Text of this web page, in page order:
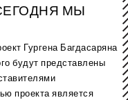
МЫ
Гургена Багдасаряна
будут представлены
проекта является